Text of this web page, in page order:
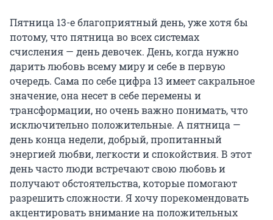
Пятница 13-е благоприятный день, уже хотя бы
потому, что пятница во всех системах
счисления — день девочек. День, когда нужно
дарить любовь всему миру и себе в первую
очередь. Сама по себе цифра 13 имеет сакральное
значение, она несет в себе перемены и
трансформации, но очень важно понимать, что
исключительно положительные. А пятница —
день конца недели, добрый, пропитанный
энергией любви, легкости и спокойствия. В этот
день часто люди встречают свою любовь и
получают обстоятельства, которые помогают
разрешить сложности. Я хочу порекомендовать
акцентировать внимание на положительных